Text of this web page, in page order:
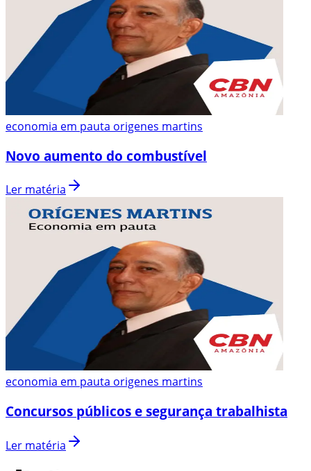
economia em pauta origenes martins
Novo aumento do combustível
Ler matéria
economia em pauta origenes martins
Concursos públicos e segurança trabalhista
Ler matéria